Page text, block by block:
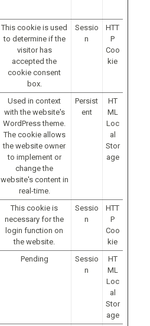
This cookie is used
to determine if the
visitor has
accepted the
cookie consent
box.
Sessio
n
HTT
P
Coo
kie
Used in context
with the website's
WordPress theme.
The cookie allows
the website owner
to implement or
change the
website's content in
real-time.
Persist
ent
HT
ML
Loc
al
Stor
age
This cookie is
necessary for the
login function on
the website.
Sessio
n
HTT
P
Coo
kie
Pending
Sessio
n
HT
ML
Loc
al
Stor
age